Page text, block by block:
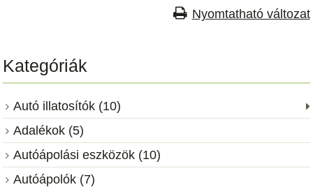
Nyomtatható változat
Kategóriák
Autó illatosítók (10)
Adalékok (5)
Autóápolási eszközök (10)
Autóápolók (7)